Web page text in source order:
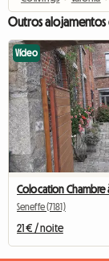
Outros
Vídeo
Seneffe (7181)
21 € / noite